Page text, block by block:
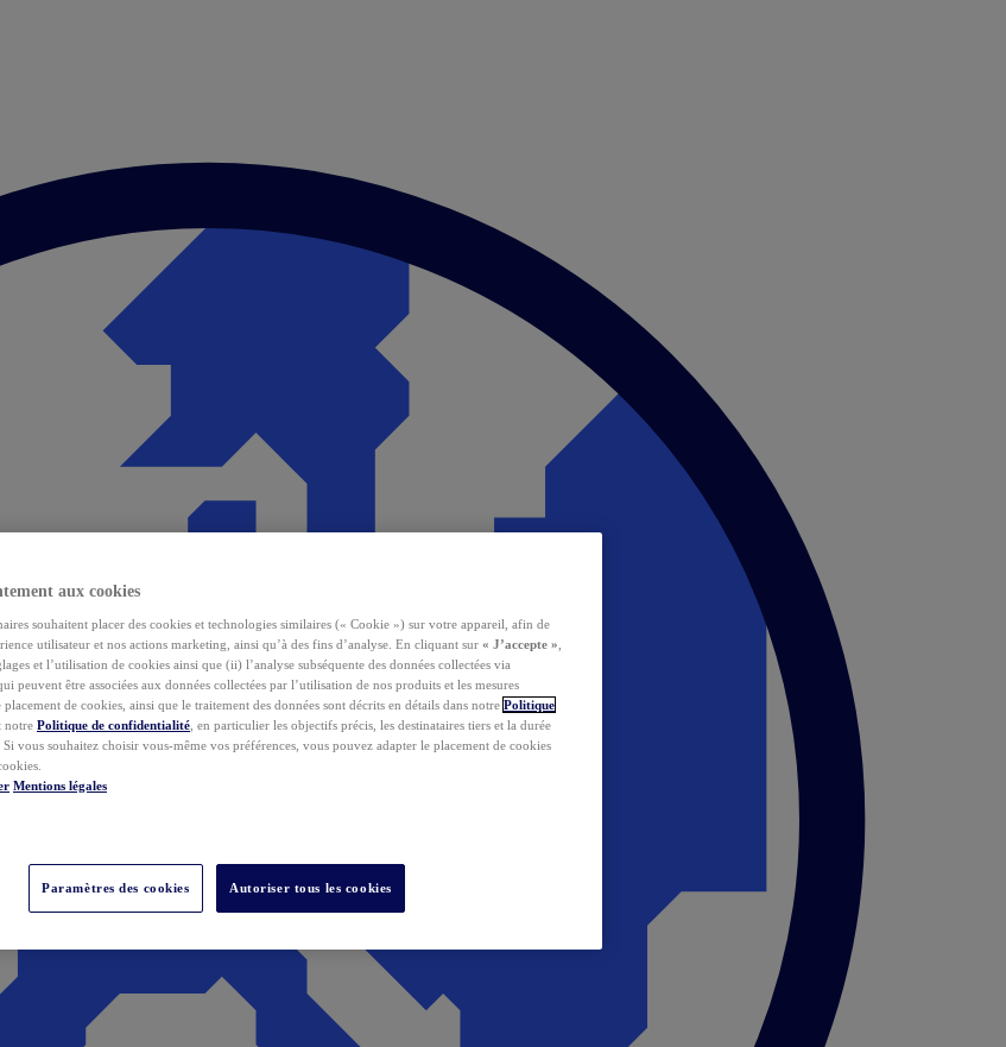
aux cookies
souhaitent placer des cookies et technologies similaires (« Cookie ») sur votre appareil, afin de
utilisateur et nos actions marketing, ainsi qu’à des fins d’analyse. En cliquant sur « J’accepte »
et l’utilisation de cookies ainsi que (ii) l’analyse subséquente des données collectées via
peuvent être associées aux données collectées par l’utilisation de nos produits et les mesures
placement de cookies, ainsi que le traitement des données sont décrits en détails dans notre Politique
notre Politique de confidentialité , en particulier les objectifs précis, les destinataires tiers et la durée
Si vous souhaitez choisir vous-même vos préférences, vous pouvez adapter le placement de cookies
Mentions légales
Paramètres des cookies Autoriser tous les cookies